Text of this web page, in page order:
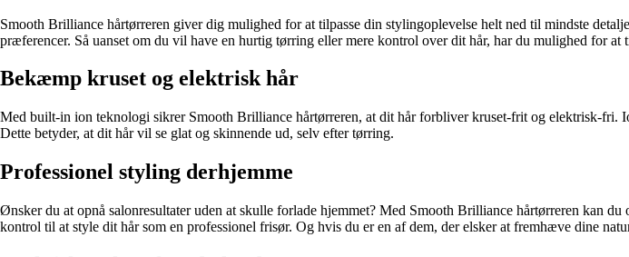
Smooth Brilliance hårtørreren giver dig mulighed for at tilpasse din stylingoplevelse helt ned til mindste
præferencer. Så uanset om du vil have en hurtig tørring eller mere kontrol over dit hår, har du mulighed for at
Bekæmp kruset og elektrisk hår
Med built-in ion teknologi sikrer Smooth Brilliance hårtørreren, at dit hår forbliver kruset-frit og elektrisk-fri.
Dette betyder, at dit hår vil se glat og skinnende ud, selv efter tørring.
Professionel styling derhjemme
Ønsker du at opnå salonresultater uden at skulle forlade hjemmet? Med Smooth Brilliance hårtørreren kan
kontrol til at style dit hår som en professionel frisør. Og hvis du er en af dem, der elsker at fremhæve dine